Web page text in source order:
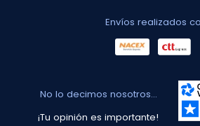
Envíos realizados
No lo decimos nosotros...
¡Tu opinión es importante!